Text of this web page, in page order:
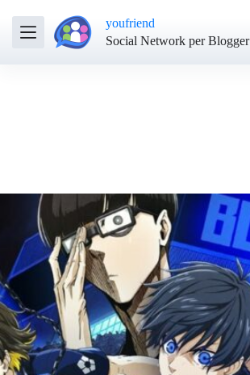
youfriend
Social Network per Blogger